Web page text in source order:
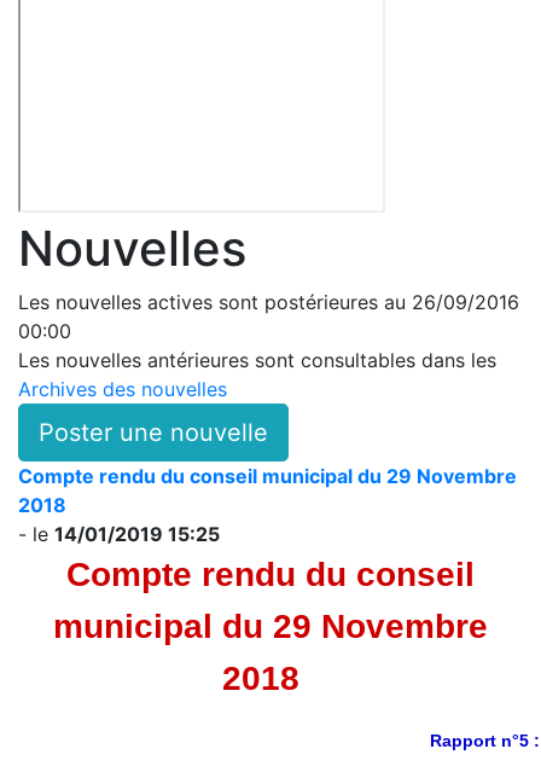
Nouvelles
Les nouvelles actives sont postérieures au 26/09/2016
00:00
Les nouvelles antérieures sont consultables dans les
Archives des nouvelles
Poster une nouvelle
Compte rendu du conseil municipal du 29 Novembre
2018
- le 14/01/2019 15:25
Compte rendu du conseil
municipal du 29 Novembre
2018
Rapport n°5